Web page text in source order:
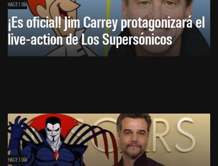
HACE 1 DÍA
¡Es oficial! Jim Carrey protagonizará el
live-action de Los Supersónicos
HACE 1 DÍA